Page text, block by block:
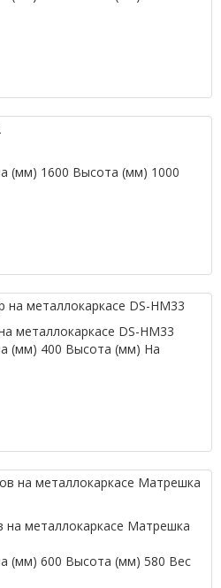
(мм) 1600 Высота (мм) 1000
металлокаркасе DS-НМ33
(мм) 400 Высота (мм) На
на металлокаркасе Матрешка
(мм) 600 Высота (мм) 580 Вес